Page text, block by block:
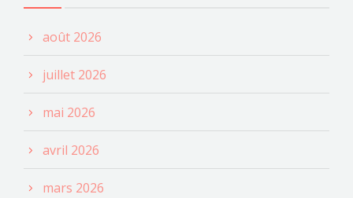
août 2026
juillet 2026
mai 2026
avril 2026
mars 2026